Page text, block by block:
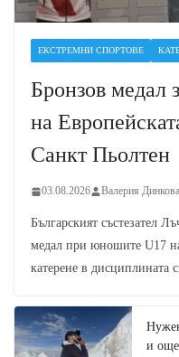
ЕКСТРЕМНИ СПОРТОВЕ
Бронзов медал
на
Санкт Пьолтен
03.08.2026 Валерия Динкова
Българският състезател
медал при юношите U17
катерене в дисциплината
и още